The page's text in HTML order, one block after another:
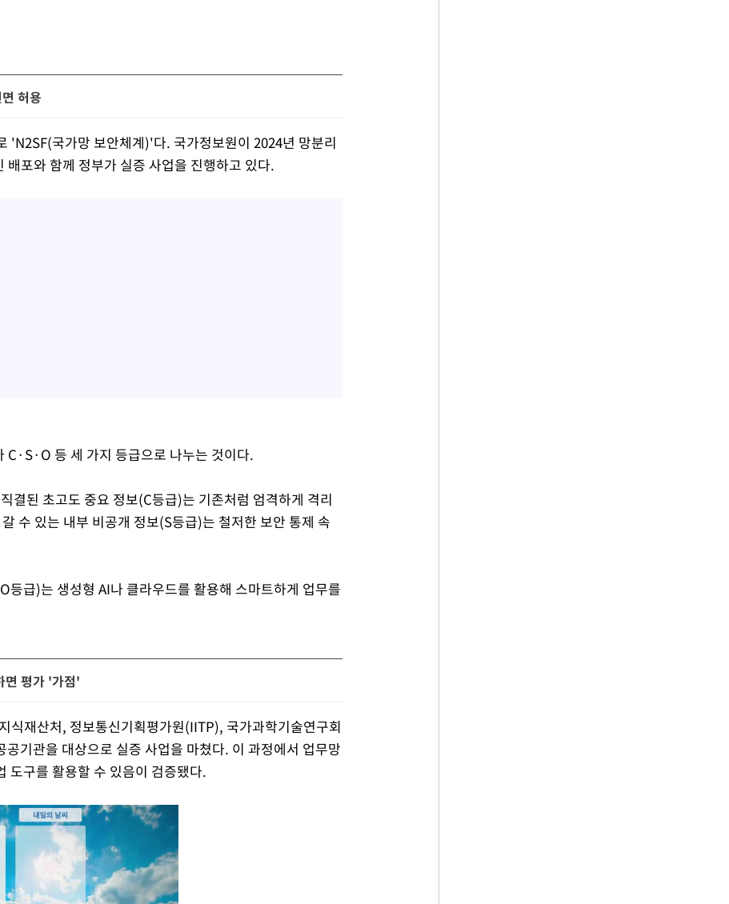
허용
'N2SF(국가망 보안체계)'다. 국가정보원이 2024년 망분리
포와 함께 정부가 실증 사업을 진행하고 있다.
등 세 가지 등급으로 나누는 것이다.
결된 초고도 중요 정보(C등급)는 기존처럼 엄격하게 격리
수 있는 내부 비공개 정보(S등급)는 철저한 보안 통제 속
등급)는 생성형 AI나 클라우드를 활용해 스마트하게 업무를
면 평가 '가점'
식재산처, 정보통신기획평가원(IITP), 국가과학기술연구회
기관을 대상으로 실증 사업을 마쳤다. 이 과정에서 업무망
도구를 활용할 수 있음이 검증됐다.